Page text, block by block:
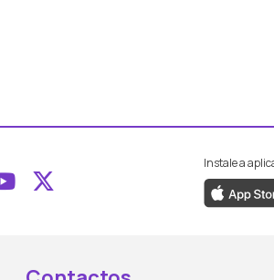
ao Facebook da RTP
ao Instagram da
Aceder ao YouTube da
Aceder ao X da
Instale a